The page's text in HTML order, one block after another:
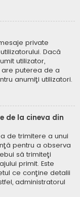
private
Dacă
utilizator,
puterea de a
anumiţi utilizatori.
de la cineva din
de trimitere a unui
pentru a observa
să trimiteţi
primit. Este
ce conţine detalii
administratorul